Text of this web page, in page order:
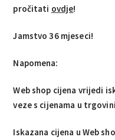
pročitati ovdje!
Jamstvo 36 mjeseci!
Napomena:
Web shop cijena vrijedi
veze s cijenama u
Iskazana cijena u Web